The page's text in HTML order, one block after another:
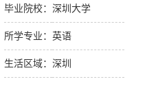
毕业院校： 深圳大学
所学专业： 英语
生活区域： 深圳